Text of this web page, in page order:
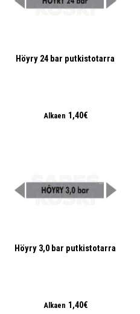
Höyry 24 bar putkistotarra
Alkaen 1,40€
Höyry 3,0 bar putkistotarra
Alkaen 1,40€